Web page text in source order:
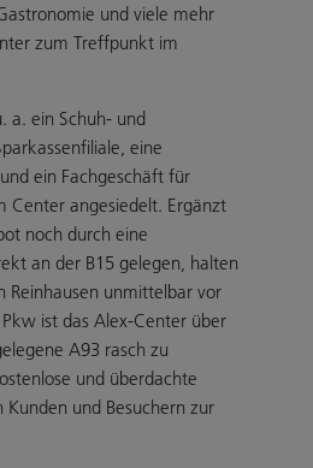
und viele mehr
zum Treffpunkt im
a. ein Schuh- und
eine
ein Fachgeschäft für
Center angesiedelt. Ergänzt
noch durch eine
an der B15 gelegen, halten
Reinhausen unmittelbar vor
ist das Alex-Center über
A93 rasch zu
und überdachte
und Besuchern zur